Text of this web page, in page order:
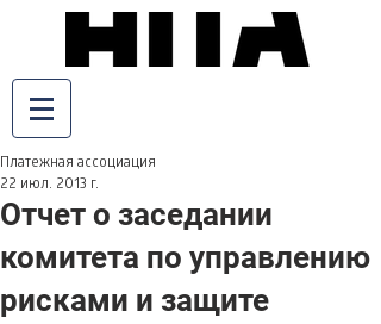
Отчет о заседании
комитета по управлению
рисками и защите
Платежная ассоциация
22 июл. 2013 г.